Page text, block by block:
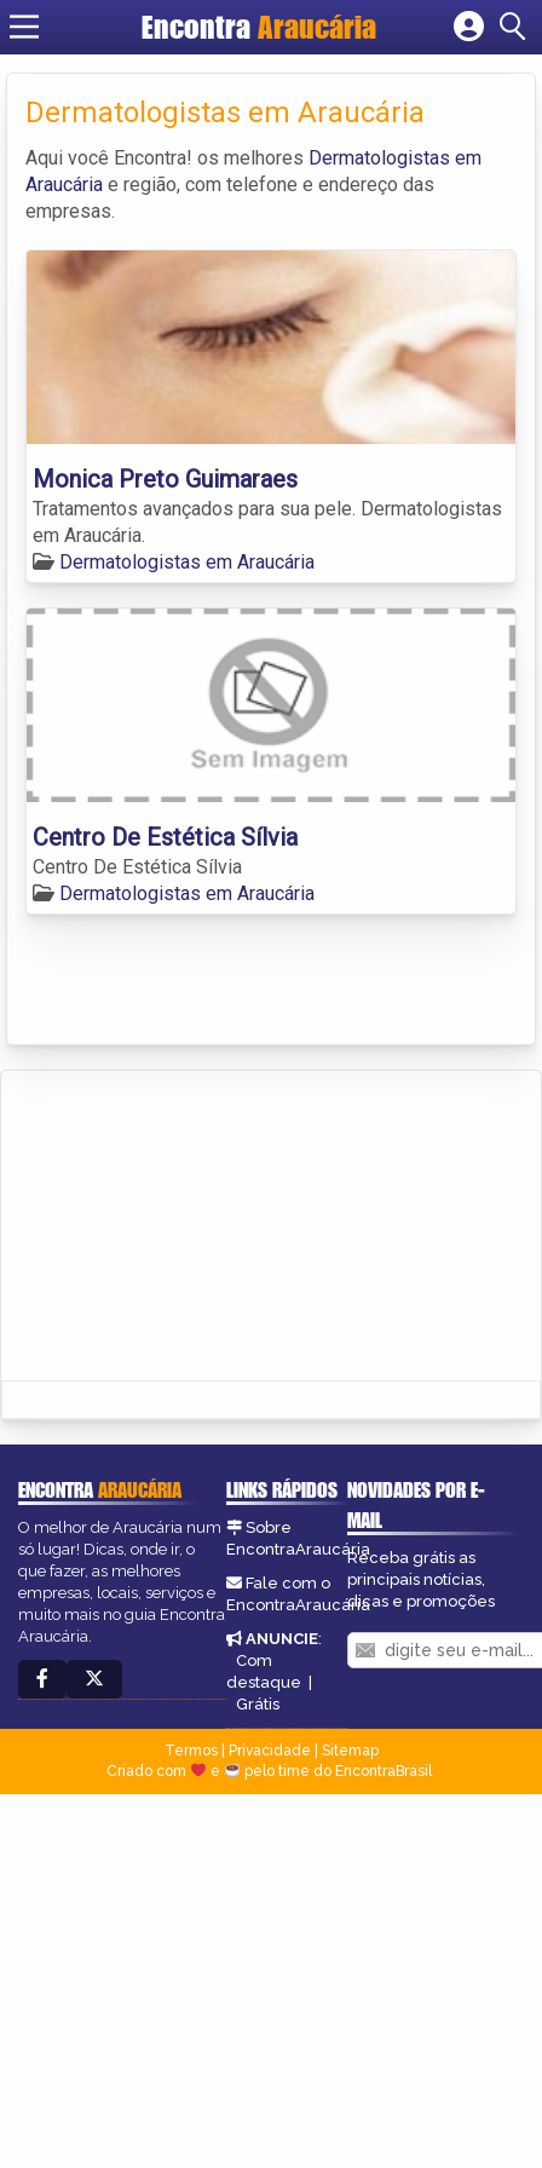
EncontraAraucária
Cadastrar empresa
Criar conta
Dermatologistas em Araucária
Aqui você Encontra! os melhores Dermatologistas em
Araucária e região, com telefone e endereço das
empresas.
Monica Preto Guimaraes
Tratamentos avançados para sua pele. Dermatologistas
em Araucária.
Dermatologistas em Araucária
Centro De Estética Sílvia
Centro De Estética Sílvia
Dermatologistas em Araucária
ENCONTRAARAUCÁRIA
O melhor de Araucária num
só lugar! Dicas, onde ir, o
que fazer, as melhores
empresas, locais, serviços e
muito mais no guia Encontra
Araucária.
LINKS RÁPIDOS
Sobre
EncontraAraucária
Fale com o
EncontraAraucária
ANUNCIE:
Com
destaque |
Grátis
NOVIDADES POR E-
MAIL
Receba grátis as
principais notícias,
dicas e promoções
Termos| Privacidade
Sitemap
Criado com
e pelo time do EncontraBrasil